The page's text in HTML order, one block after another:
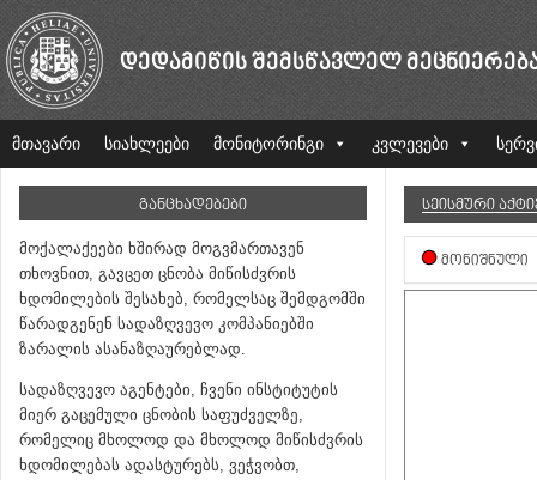
ᲓᲔᲓᲐᲛᲘᲬᲘᲡ ᲨᲔᲛᲡᲬᲐᲕᲚᲔᲚ
მთავარი სიახლეები მონიტორინგი კვლევები
ᲒᲐᲜᲪᲮᲐᲓᲔᲑᲔᲑᲘ
მოქალაქეები ხშირად მოგვმართავენ
თხოვნით, გავცეთ ცნობა მიწისძვრის
ხდომილების შესახებ, რომელსაც შემდგომში
წარადგენენ სადაზღვევო კომპანიებში
ზარალის ასანაზღაურებლად.
სადაზღვევო აგენტები, ჩვენი ინსტიტუტის
მიერ გაცემული ცნობის საფუძველზე,
რომელიც მხოლოდ და მხოლოდ მიწისძვრის
ხდომილებას ადასტურებს, ვეჭვობთ,
ᲡᲔᲘᲡᲛᲣᲠᲘ
ᲛᲝᲜᲘᲨᲜᲣᲚᲘ